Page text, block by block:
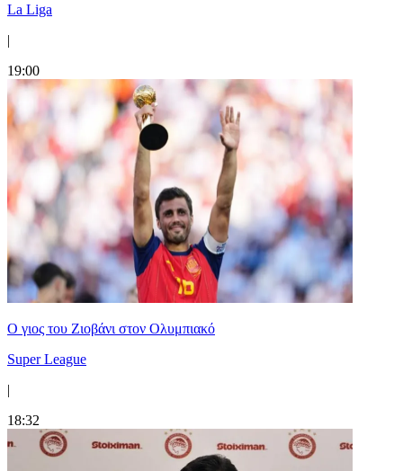
La Liga
|
19:00
Ο γιος του Ζιοβάνι στον Ολυμπιακό
Super League
|
18:32